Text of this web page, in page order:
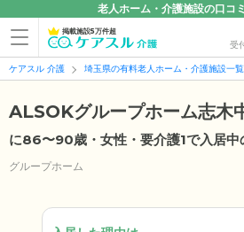
老人ホーム・介護施設の口コ
掲載施設5万件超
受
ケアスル 介護 埼玉県の有料老人ホーム・介護施設一覧
ALSOKグループホーム志木
に86〜90歳・女性・要介護1で入居中
グループホーム